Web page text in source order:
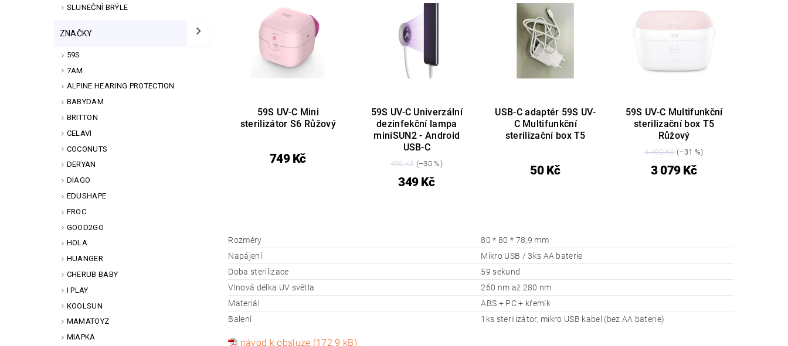
SLUNEČNÍ BRÝLE
ZNAČKY
59S
7AM
ALPINE HEARING PROTECTION
BABYDAM
BRITTON
CELAVI
COCONUTS
DERYAN
DIAGO
EDUSHAPE
FROC
GOOD2GO
HOLA
HUANGER
CHERUB BABY
I PLAY
KOOLSUN
MAMATOYZ
MIAPKA
59S UV-C Mini
sterilizátor S6 Růžový
749 Kč
59S UV-C Univerzální
dezinfekční lampa
miniSUN2 - Android
USB-C
499 Kč(–30 %)
349 Kč
USB-C adaptér 59S UV-
C Multifunkční
sterilizační box T5
50 Kč
59S UV-C Multifunkční
sterilizační box T5
Růžový
4 490 Kč(–31 %)
3 079 Kč
Rozměry
80 * 80 * 78,9 mm
Napájení
Mikro USB / 3ks AA baterie
Doba sterilizace
59 sekund
Vlnová délka UV světla
260 nm až 280 nm
Materiál
ABS + PC + křemík
Balení
1ks sterilizátor, mikro USB kabel (bez AA baterie)
návod k obsluze (172.9 kB)